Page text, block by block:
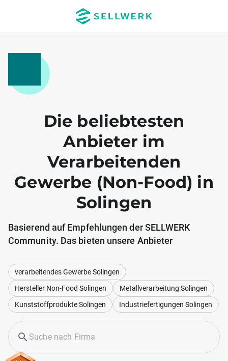
Die beliebtesten
Anbieter im
Verarbeitenden
Gewerbe (Non-Food) in
Solingen
Basierend auf Empfehlungen der SELLWERK
Community. Das bieten unsere Anbieter
verarbeitendes Gewerbe Solingen
Hersteller Non-Food Solingen
Metallverarbeitung Solingen
Kunststoffprodukte Solingen
Industriefertigungen Solingen